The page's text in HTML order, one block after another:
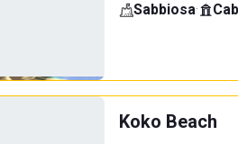
Sabbiosa·
Koko Beach